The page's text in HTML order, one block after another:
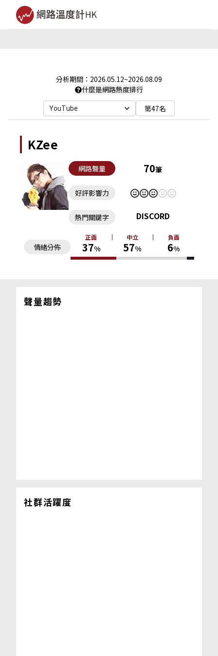
分析期間： 2026.05.12~2026.08.09
什麼是網路熱度排行
YouTube 第47名
KZee
網路聲量 70筆
好評影響力
情緒分佈
正面
37%
中立
57%
負面
6%
熱門關鍵字 DISCORD
聲量趨勢
社群活躍度